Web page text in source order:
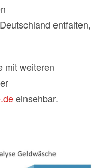
entfalten,
mit weiteren
einsehbar.